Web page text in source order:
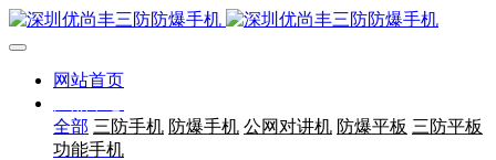
网站首页
全部 三防手机 防爆手机 公网对讲机 防爆平板 三防平板
功能手机